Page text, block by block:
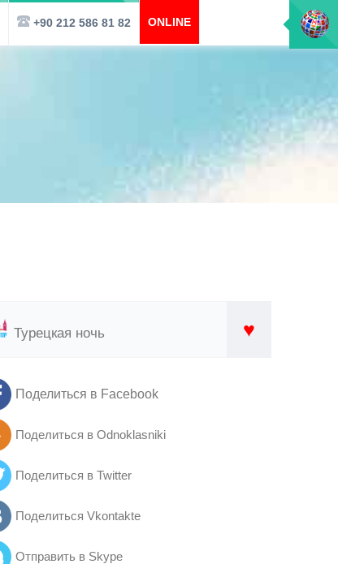
+90 212 586 81 82 ONLINE
Турецкая ночь ♥
Поделиться в Facebook
Поделиться в Odnoklasniki
Поделиться в Twitter
Поделиться Vkontakte
Отправить в Skype